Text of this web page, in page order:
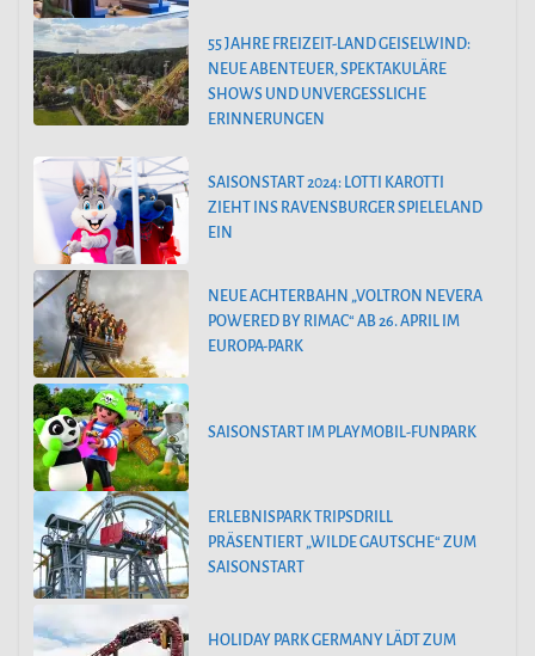
55 JAHRE FREIZEIT-LAND GEISELWIND:
NEUE ABENTEUER, SPEKTAKULÄRE
SHOWS UND UNVERGESSLICHE
ERINNERUNGEN
SAISONSTART 2024: LOTTI KAROTTI
ZIEHT INS RAVENSBURGER SPIELELAND
EIN
NEUE ACHTERBAHN „VOLTRON NEVERA
POWERED BY RIMAC“ AB 26. APRIL IM
EUROPA-PARK
SAISONSTART IM PLAYMOBIL-FUNPARK
ERLEBNISPARK TRIPSDRILL
PRÄSENTIERT „WILDE GAUTSCHE“ ZUM
SAISONSTART
HOLIDAY PARK GERMANY LÄDT ZUM